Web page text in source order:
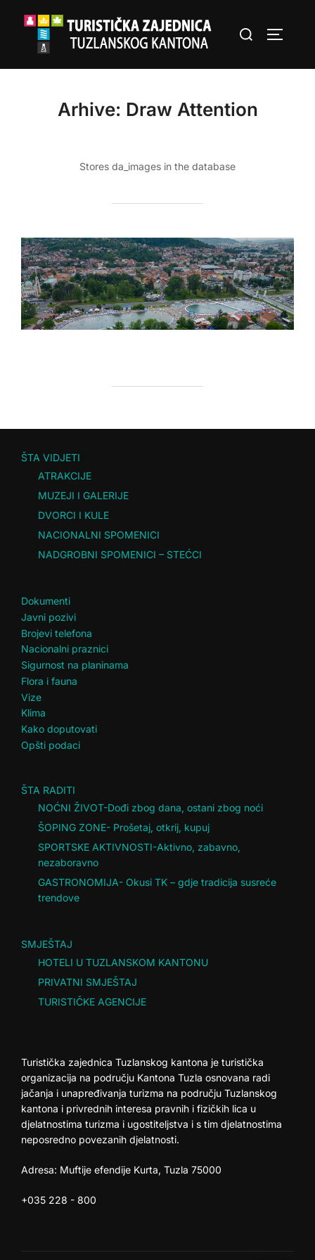
Search
Arhive: Draw Attention
Stores da_images in the database
ŠTA VIDJETI
ATRAKCIJE
MUZEJI I GALERIJE
DVORCI I KULE
NACIONALNI SPOMENICI
NADGROBNI SPOMENICI – STEĆCI
Dokumenti
Javni pozivi
Brojevi telefona
Nacionalni praznici
Sigurnost na planinama
Flora i fauna
Vize
Klima
Kako doputovati
Opšti podaci
ŠTA RADITI
NOĆNI ŽIVOT-Dođi zbog dana, ostani zbog noći
ŠOPING ZONE- Prošetaj, otkrij, kupuj
SPORTSKE AKTIVNOSTI-Aktivno, zabavno,
nezaboravno
GASTRONOMIJA- Okusi TK – gdje tradicija susreće
trendove
SMJEŠTAJ
HOTELI U TUZLANSKOM KANTONU
PRIVATNI SMJEŠTAJ
TURISTIČKE AGENCIJE
Turistička zajednica Tuzlanskog kantona je turistička
organizacija na području Kantona Tuzla osnovana radi
jačanja i unapređivanja turizma na području Tuzlanskog
kantona i privrednih interesa pravnih i fizičkih lica u
djelatnostima turizma i ugostiteljstva i s tim djelatnostima
neposredno povezanih djelatnosti.
Adresa: Muftije efendije Kurta, Tuzla 75000
+035 228 - 800